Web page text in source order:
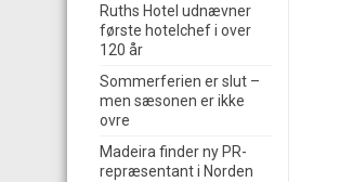
Ruths Hotel udnævner
første hotelchef i over
120 år
Sommerferien er slut –
men sæsonen er ikke
ovre
Madeira finder ny PR-
repræsentant i Norden